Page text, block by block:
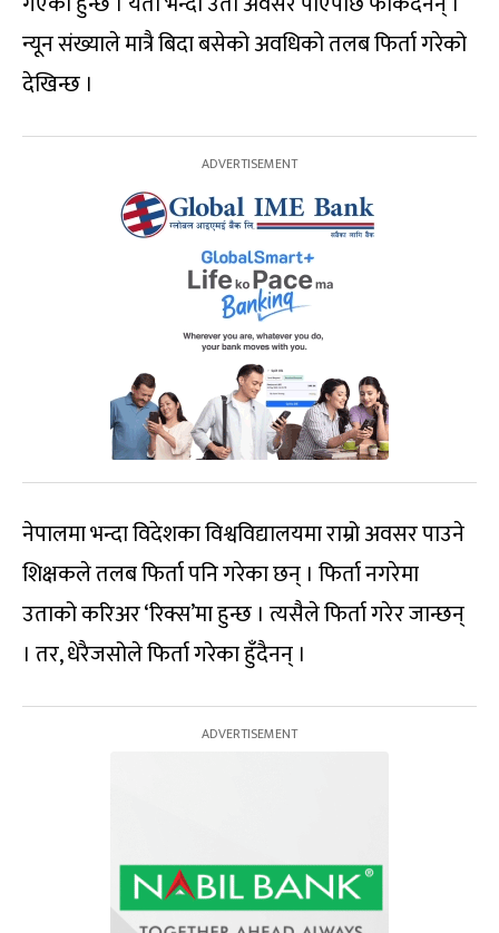
न्यून संख्याले मात्रै बिदा बसेको अवधिको तलब फिर्ता गरेको
देखिन्छ ।
नेपालमा भन्दा विदेशका विश्वविद्यालयमा राम्रो अवसर पाउने
शिक्षकले तलब फिर्ता पनि गरेका छन् । फिर्ता नगरेमा
उताको करिअर ‘रिक्स’मा हुन्छ । त्यसैले फिर्ता गरेर जान्छन्
। तर, धेरैजसोले फिर्ता गरेका हुँदैनन् ।